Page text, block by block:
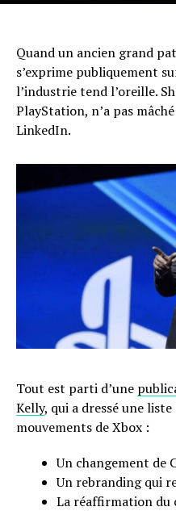
Quand un ancien grand
s’exprime publiquement
l’industrie tend l’oreille.
PlayStation, n’a pas
LinkedIn.
Tout est parti d’une
Kelly, qui a dressé une
mouvements de Xbox :
Un changement de
Un rebranding qui
La réaffirmation du